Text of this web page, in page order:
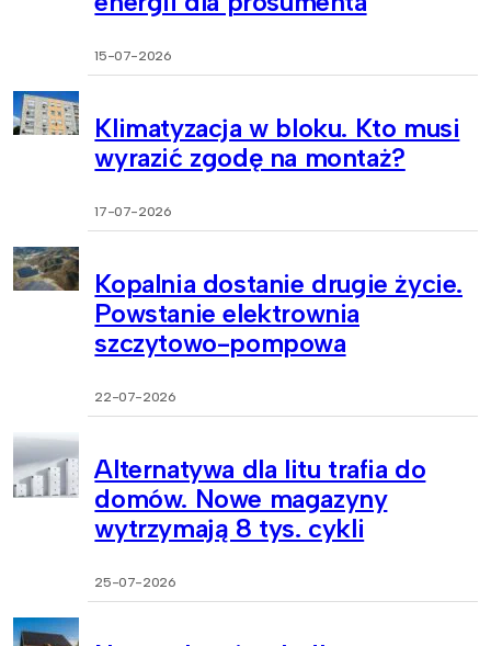
15-07-2026
Klimatyzacja w bloku. Kto musi
wyrazić zgodę na montaż?
17-07-2026
Kopalnia dostanie drugie życie.
Powstanie elektrownia
szczytowo-pompowa
22-07-2026
Alternatywa dla litu trafia do
domów. Nowe magazyny
wytrzymają 8 tys. cykli
25-07-2026